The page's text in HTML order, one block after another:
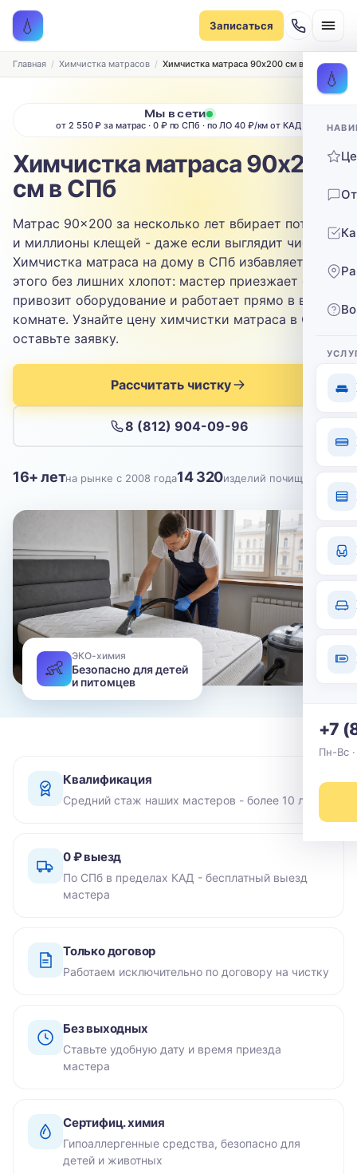
💧 Записаться
Записаться на химчистку
Рассчитаем стоимость и подберём удобное время
ТИП МЕБЕЛИ
ТИП ОБИВКИ
Выберите ткань…
Выберите загрязнение…
ТЕЛЕФОН
Нажимая кнопку, вы соглашаетесь с
💧
+7
Пн-Вс
Главная Химчистка матрасов Химчистка матраса 90х200 см в СПб
Мы в сети
от 2 550 ₽ за матрас · 0 ₽ по СПб · по ЛО 40 ₽/км от КАД
Химчистка матраса 90х200
см в СПб
Матрас 90×200 за несколько лет вбирает пот, пыль
и миллионы клещей - даже если выглядит чистым.
Химчистка матраса на дому в СПб избавляет от
этого без лишних хлопот: мастер приезжает сам,
привозит оборудование и работает прямо в вашей
комнате. Узнайте цену химчистки матраса в СПб -
оставьте заявку.
Рассчитать чистку
8 (812) 904-09-96
16+ летна рынке с 2008 года14 320изделий почищено
👶
ЭКО-химия
Безопасно для детей
и питомцев
Квалификация
Средний стаж наших мастеров - более 10 лет
0 ₽ выезд
По СПб в пределах КАД - бесплатный выезд
мастера
Только договор
Работаем исключительно по договору на чистку
Без выходных
Ставьте удобную дату и время приезда
мастера
Сертифиц. химия
Гипоаллергенные средства, безопасно для
детей и животных